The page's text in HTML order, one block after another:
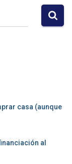
casa (aunque
al